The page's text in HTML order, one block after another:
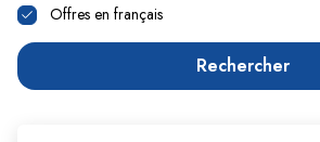
Offres en français
Rechercher